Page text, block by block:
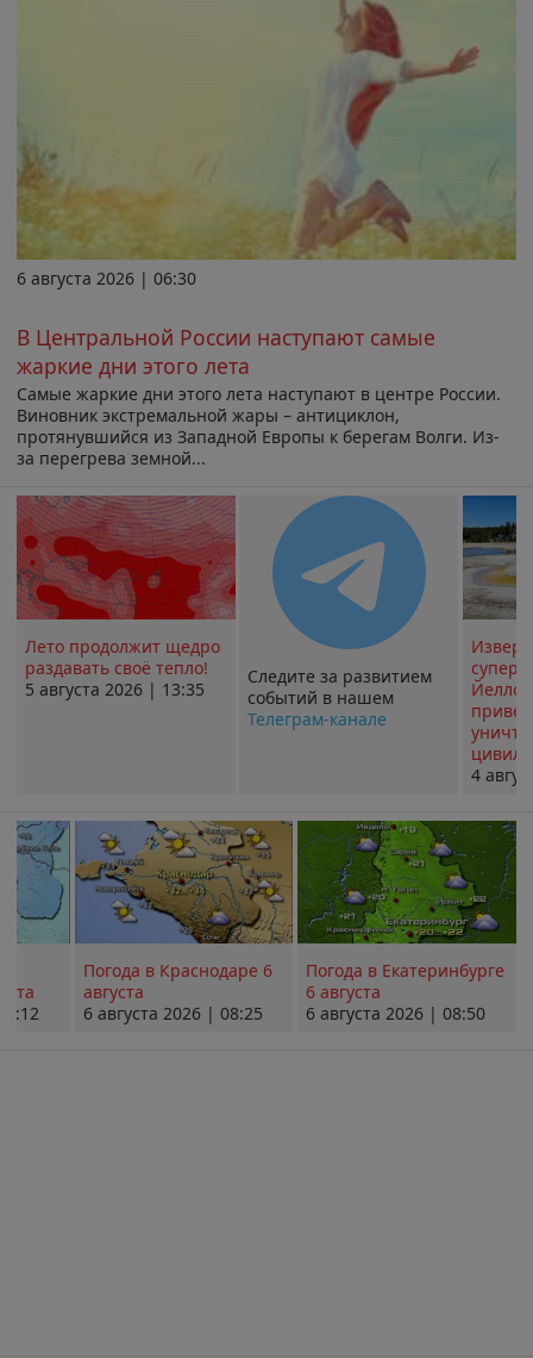
6 августа 2026 | 06:30
В Центральной России наступают самые
жаркие дни этого лета
Самые жаркие дни этого лета наступают в центре России.
Виновник экстремальной жары – антициклон,
протянувшийся из Западной Европы к берегам Волги. Из-
за перегрева земной...
Лето продолжит щедро
раздавать своё тепло!
5 августа 2026 | 13:35
Следите за развитием
событий в нашем
Телеграм-канале
4
Погода в Краснодаре 6
августа
6 августа 2026 | 08:25
Погода в Екатеринбурге
6 августа
6 августа 2026 | 08:50